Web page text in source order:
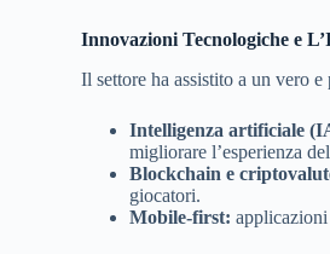
Innovazioni Tecnologiche e
Il settore ha assistito a un vero
Intelligenza artificiale
migliorare l’esperienza
Blockchain e
giocatori.
Mobile-first: